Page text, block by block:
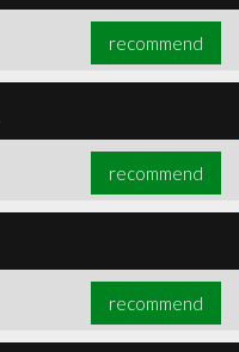
recommend
recommend
recommend